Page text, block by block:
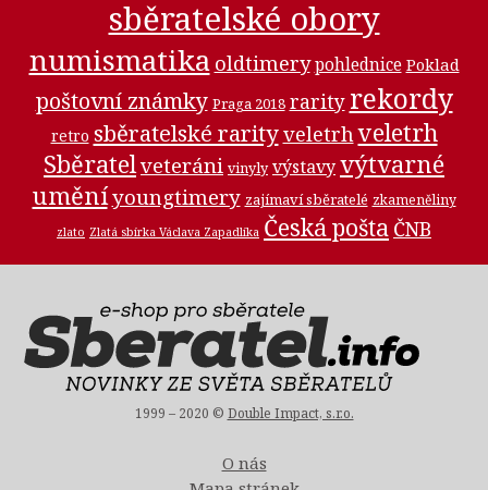
sběratelské obory
numismatika oldtimery pohlednice Poklad
poštovní známky Praga 2018 rarity rekordy
retro sběratelské rarityveletrhveletrh
Sběratelveteráni vinyly výstavyvýtvarné
uměníyoungtimery zajímaví sběratelé zkameněliny
zlato Zlatá sbírka Václava Zapadlíka Česká pošta ČNB
1999 – 2020 © Double Impact, s.r.o.
O nás